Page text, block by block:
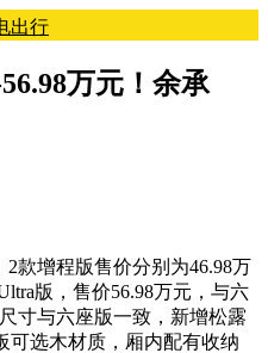
万元！余承
款增程版售价分别为46.98万
版，售价56.98万元，与六
寸与六座版一致， 新增松露
可选木材质，厢内配有收纳